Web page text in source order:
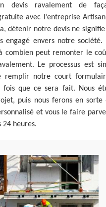
devis ravalement de
avec l’entreprise Artisan
détenir notre devis ne
engagé envers notre société.
combien peut remonter le
Le processus est
remplir notre court
fois que ce sera fait. Nous
puis nous ferons en sorte
et vous le faire
24 heures.